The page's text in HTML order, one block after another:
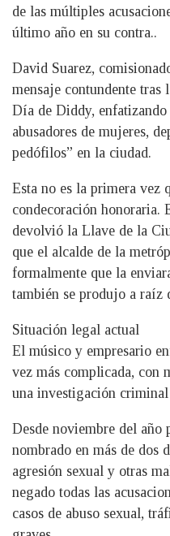
de las múltiples
último año en su contra..
David Suarez,
mensaje contundente
Día de Diddy,
abusadores de mujeres,
pedófilos” en la ciudad.
Esta no es la primera vez
condecoración honoraria.
devolvió la Llave de la
que el alcalde de la
formalmente que la
también se produjo a raíz
Situación legal actual
El músico y empresario
vez más complicada, con
una investigación criminal
Desde noviembre del año
nombrado en más de dos
agresión sexual y otras
negado todas las
casos de abuso sexual,